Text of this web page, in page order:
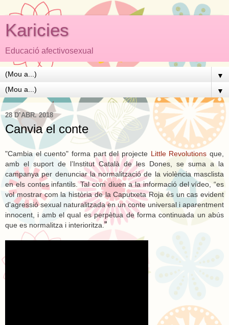
Karicies
Educació afectivosexual
▼
▼
28 D’ABR. 2018
Canvia el conte
"Cambia el cuento" forma part del projecte Little Revolutions que,
amb el suport de l’Institut Català de les Dones, se suma a la
campanya per denunciar la normalització de la violència masclista
en els contes infantils. Tal com diuen a la informació del vídeo, “es
vol mostrar com la història de la Caputxeta Roja és un cas evident
d'agressió sexual naturalitzada en un conte universal i aparentment
innocent, i amb el qual es perpètua de forma continuada un abús
que es normalitza i interioritza.”